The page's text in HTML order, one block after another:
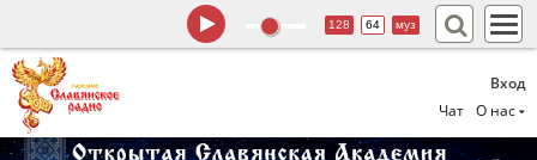
Вход
Чат
О нас
128 64 муз